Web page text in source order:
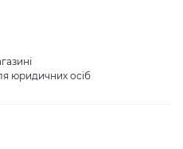
юридичних осіб